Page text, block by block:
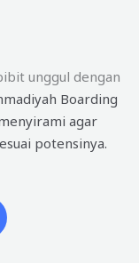
unggul dengan
Boarding
agar
potensinya.